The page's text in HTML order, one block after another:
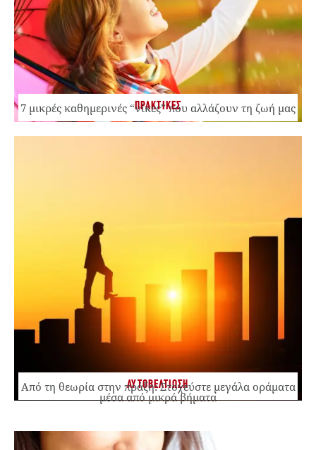
ΠΡΑΚΤΙΚΕΣ
7 μικρές καθημερινές “νίκες” που αλλάζουν τη ζωή μας
ΑΥΤΟΒΕΛΤΙΩΣΗ
Από τη θεωρία στην πράξη: Στοχεύστε μεγάλα οράματα
μέσα από μικρά βήματα